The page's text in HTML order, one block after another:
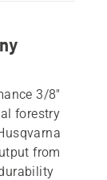
3/8"
forestry
from